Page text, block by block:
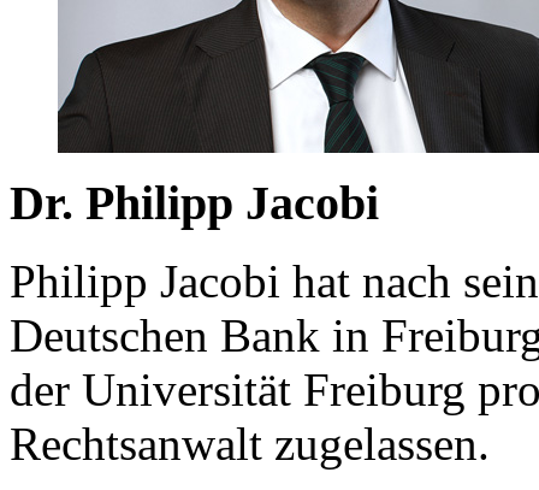
Dr. Philipp Jacobi
Philipp Jacobi hat nach
Deutschen Bank in
der Universität Freiburg
Rechtsanwalt zugelassen.